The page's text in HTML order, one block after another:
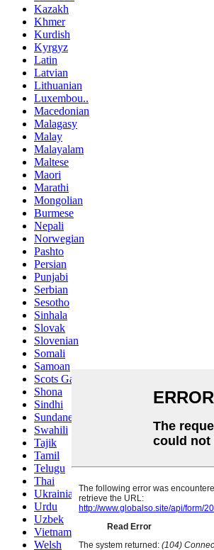
Kazakh
Khmer
Kurdish
Kyrgyz
Latin
Latvian
Lithuanian
Luxembou..
Macedonian
Malagasy
Malay
Malayalam
Maltese
Maori
Marathi
Mongolian
Burmese
Nepali
Norwegian
Pashto
Persian
Punjabi
Serbian
Sesotho
Sinhala
Slovak
Slovenian
Somali
Samoan
Scots Gaelic
Shona
Sindhi
Sundanese
Swahili
Tajik
Tamil
Telugu
Thai
Ukrainian
Urdu
Uzbek
Vietnamese
Welsh